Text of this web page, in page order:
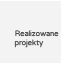
Realizowane
projekty